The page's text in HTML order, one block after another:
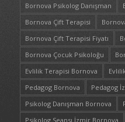
Bornova Psikolog Danışman
Bornova Çift Terapisi
Bornova Çift Terapisi Fiyatı
Bornova Çocuk Psikoloğu
Evlilik Terapisi Bornova
Pedagog Bornova
Pedagog
Psikolog Danışman Bornova
Psikolog Seansı İzmir Bornova